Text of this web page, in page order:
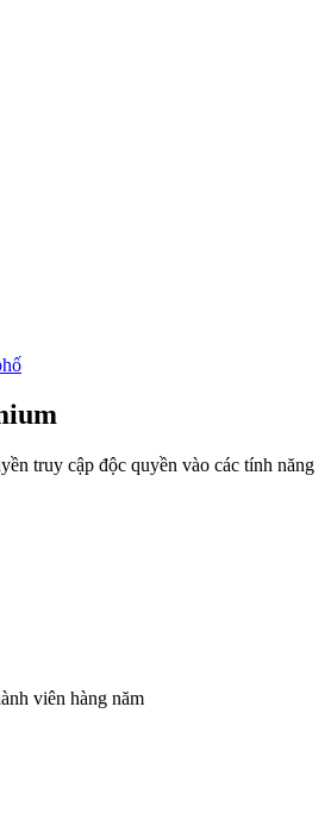
truy cập độc quyền vào các tính năng
viên hàng năm